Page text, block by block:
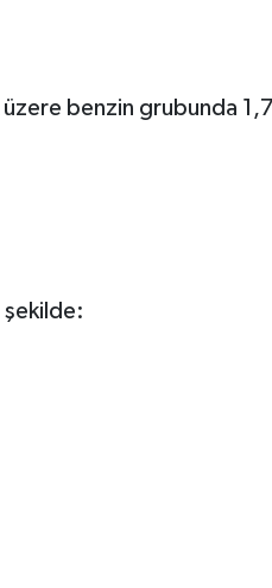
benzin grubunda
şekilde: